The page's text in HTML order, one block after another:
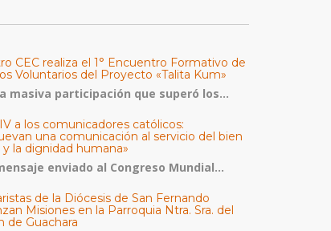
CEC realiza el 1° Encuentro Formativo de
Voluntarios del Proyecto «Talita Kum»
masiva participación que superó los...
a los comunicadores católicos:
una comunicación al servicio del bien
la dignidad humana»
enviado al Congreso Mundial...
de la Diócesis de San Fernando
Misiones en la Parroquia Ntra. Sra. del
de Guachara